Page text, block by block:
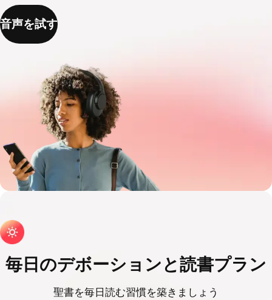
音声を試す
毎日のデボーションと読書プラン
聖書を毎日読む習慣を築きましょう